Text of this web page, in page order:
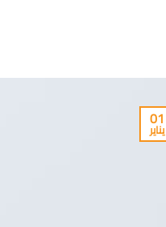
01
يناير